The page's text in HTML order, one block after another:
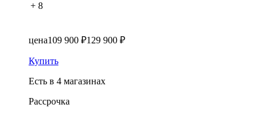
+ 8
цена109 900 ₽129 900 ₽
Купить
Есть в 4 магазинах
Рассрочка